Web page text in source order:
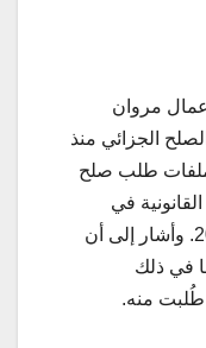
مروان
الجزائي منذ
ملفات طلب صلح
في
القضايا المرفوعة ضده منذ عام 2011. وأشار إلى أن
في ذلك
طُلبت منه.